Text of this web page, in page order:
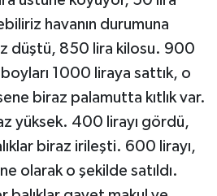
havanın durumuna
düştü, 850 lira kilosu. 900
1000 liraya sattık, o
biraz palamutta kıtlık var.
yüksek. 400 lirayı gördü,
biraz irileşti. 600 lirayı,
olarak o şekilde satıldı.